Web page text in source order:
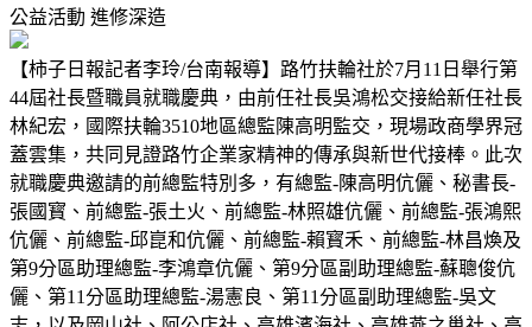
公益活動 進修深造
【柿子日報記者李玲/台南報導】路竹扶輪社於7月11日舉行第
44屆社長暨職員就職慶典，由前任社長吳鴻松交接給新任社長
林紀宏，國際扶輪3510地區總監陳高明監交，現場政商學界冠
蓋雲集，共同見證路竹企業家精神的傳承與新世代接棒。此次
就職慶典邀請的前總監特別多，有總監-陳高明伉儷、秘書長-
張國寳、前總監-張土火、前總監-林照雄伉儷、前總監-張鴻熙
伉儷、前總監-邱崑和伉儷、前總監-賴寳禾、前總監-林昌煥及
第9分區助理總監-李鴻章伉儷、第9分區副助理總監-蘇聰俊伉
儷、第11分區助理總監-湯憲良、第11分區副助理總監-吳文